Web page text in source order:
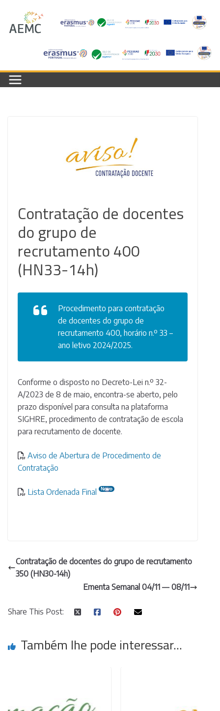
content
Contratação de docentes
do grupo de
recrutamento 400
(HN33-14h)
Procedimento para contratação
de docentes do grupo de
recrutamento 400, horário n.º 33 –
ano letivo 2024/2025.
Conforme o disposto no Decreto-Lei n.º 32-
A/2023 de 8 de maio, encontra-se aberto, pelo
prazo disponível para consulta na plataforma
SIGHRE, procedimento de contratação de escola
para recrutamento de docente.
Aviso de Abertura de Procedimento de
Contratação
Lista Ordenada Final
Contratação de docentes do grupo de recrutamento
350 (HN30-14h)
Ementa Semanal 04/11 — 08/11
Share This Post:
Também lhe pode interessar...